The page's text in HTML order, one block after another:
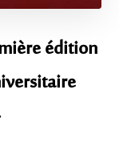
édition